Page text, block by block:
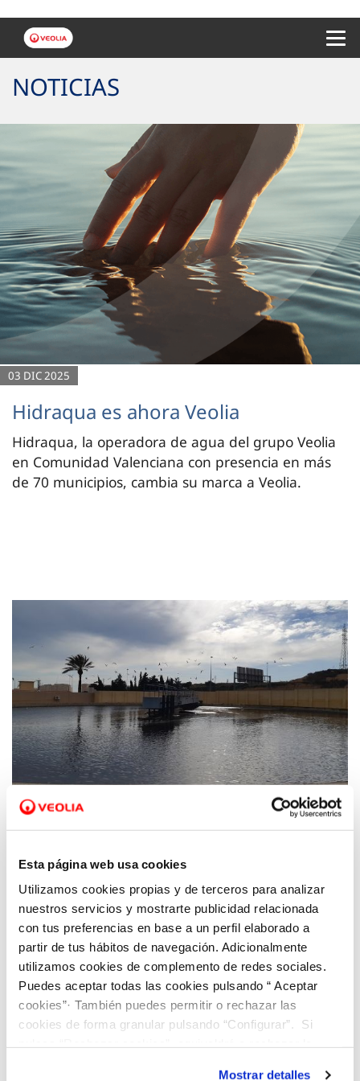
Esta página web usa cookies
Utilizamos cookies propias y de terceros para analizar
nuestros servicios y mostrarte publicidad relacionada
con tus preferencias en base a un perfil elaborado a
partir de tus hábitos de navegación. Adicionalmente
utilizamos cookies de complemento de redes sociales.
Puedes aceptar todas las cookies pulsando “ Aceptar
cookies”· También puedes permitir o rechazar las
cookies de forma granular pulsando “Configurar”. Si
Mostrar detalles
NOTICIAS
03 DIC 2025
Hidraqua es ahora Veolia
Hidraqua, la operadora de agua del grupo Veolia
en Comunidad Valenciana con presencia en más
de 70 municipios, cambia su marca a Veolia.
04 OCT 2021
al compromiso de Hidraqua en la lucha
contra la crisis climática superamos la
generación de energía renovable en 2020”